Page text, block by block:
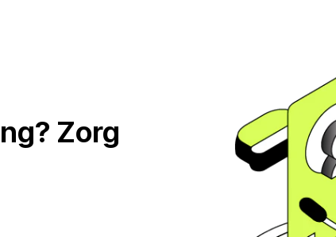
Zorg